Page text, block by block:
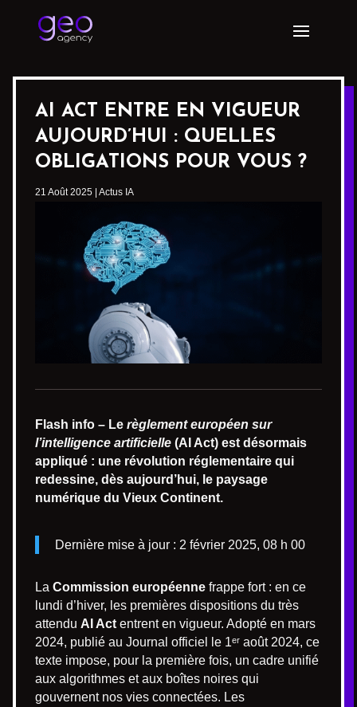
AI ACT ENTRE EN VIGUEUR
AUJOURD’HUI : QUELLES
OBLIGATIONS POUR VOUS ?
21 Août 2025 Actus IA
Flash info – Le règlement européen sur
l’intelligence artificielle (AI Act) est désormais
appliqué : une révolution réglementaire qui
redessine, dès aujourd’hui, le paysage
numérique du Vieux Continent.
Dernière mise à jour : 2 février 2025, 08 h 00
La Commission européenne frappe fort : en ce
lundi d’hiver, les premières dispositions du très
attendu AI Act entrent en vigueur. Adopté en mars
2024, publié au Journal officiel le 1ᵉʳ août 2024, ce
texte impose, pour la première fois, un cadre unifié
aux algorithmes et aux boîtes noires qui
gouvernent nos vies connectées. Les